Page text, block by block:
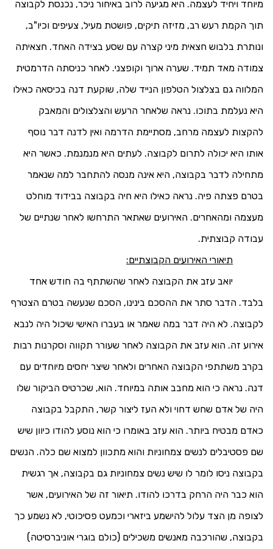
מיוחד ויחיד לעצמה. היא מגיעה לרוב באיחור ניכר, נכנסת לקבוצה
תוך הקמת רעש רב, מזיזה תיקים, פושטת מעיל, צעיפים וכיו"ב,
ונותרת בלבוש חצאית מיני קצרה עם שסע בצידה האחד. חצאיתה
צמודה מאד תמיד. שערה ארוך וקופצני. לאחר כניסתה הדרמטית
המלווה גם בצלצול הטלפון הנייד שלה, שוקעת דנה בכיסאה כאילו
היא נעלמת בתוכו. נראה שלאחר הרעש והצלצולים והמאבק
להקצות לעצמה מרחב, מסתיימת הדרמה ואין לדנה דבר נוסף
אותו היא יכולה לתרום לקבוצה. לעתים היא מנמנמת. כאשר היא
מתחילה לדבר בקבוצה, היא אינה מנסה להתחבר למה שנאמר
בטרם פצתה פיה. נראה כאילו היא חיה בקבוצה בבידוד מוחלט
מעצמה ומהאחרים. האירועים שאתאר התרחשו לאחר שנתיים של
עבודה קבוצתית.
תיאורי האירועים הקבוצתיים:
יואב עזב את הקבוצה לאחר שהשתתף בה חודש אחד
בלבד. הדבר סתר את ההסכם בינינו, הסכם שנעשה בטרם הצטרף
לקבוצה. לא היה דבר במה שאמר או בעברו האישי שיכול היה לנבא
אירוע זה. הוא עזב את הקבוצה לאחר שעורר תקווה וסקרנות רבות
בקרב משתתפי הקבוצה האחרים ולאחר שיצר יחסים מיוחדים עם
דנה. נראה כי הוא מחבב אותה במיוחד. הוא, שכרטיס הביקור שלו
היה של אדם שחש דחוי ולא העז ליצור קשר, התקבל בקבוצה
כאדם מבטיח ביותר. הוא עזב באומרו כי הוא נוסע להודו כיוון שיש
שם פסטיבלים לנשים צמחוניות והוא מתכוון למצוא שם כלה. הנשים
בקבוצה ניסו לומר לו שיש נשים צמחוניות גם בקבוצה, אך רגשית
הוא כבר היה הרחק בדרכו להודו. תיאור זה של האירועים, אשר
לצופה מן הצד עלול להישמע ביזארי וכמעט פסיכוטי, לא נשמע כך
בקבוצה, שהורכבה מאנשים משכילים (כולם בוגרי אוניברסיטה)